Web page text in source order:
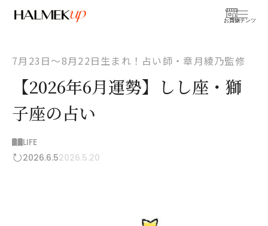
お買物
コンテンツ
7月23日〜8月22日生まれ！占い師・章月綾乃監修
【2026年6月運勢】しし座・獅
子座の占い
LIFE
2026.6.52026.5.20